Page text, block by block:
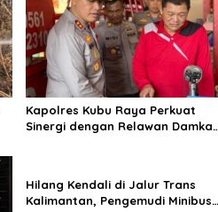
Kapolres Kubu Raya Perkuat
Sinergi dengan Relawan Damkar
Hilang Kendali di Jalur Trans
Kalimantan, Pengemudi Minibus